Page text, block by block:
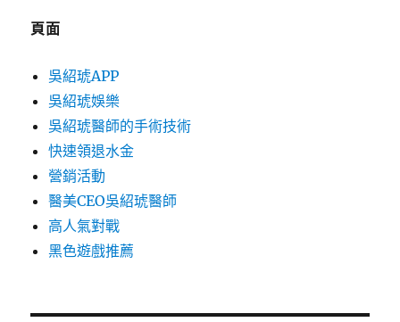
頁面
吳紹琥APP
吳紹琥娛樂
吳紹琥醫師的手術技術
快速領退水金
營銷活動
醫美CEO吳紹琥醫師
高人氣對戰
黑色遊戲推薦